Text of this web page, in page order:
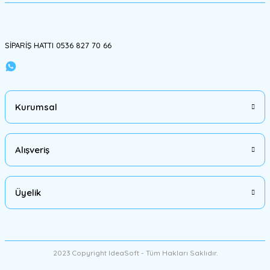
SİPARİŞ HATTI 0536 827 70 66
Kurumsal
Alışveriş
Üyelik
2023 Copyright IdeaSoft - Tüm Hakları Saklıdır.